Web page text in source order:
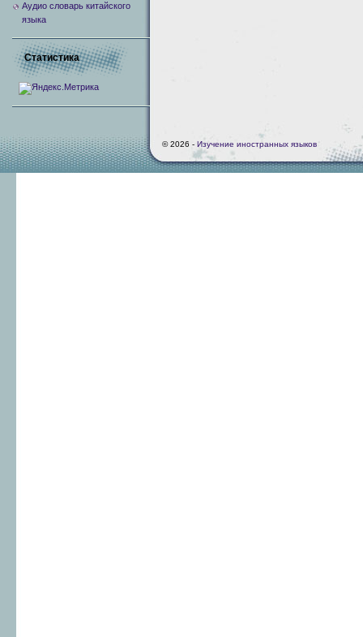
Аудио словарь китайского
языка
Статистика
© 2026 - Изучение иностранных языков